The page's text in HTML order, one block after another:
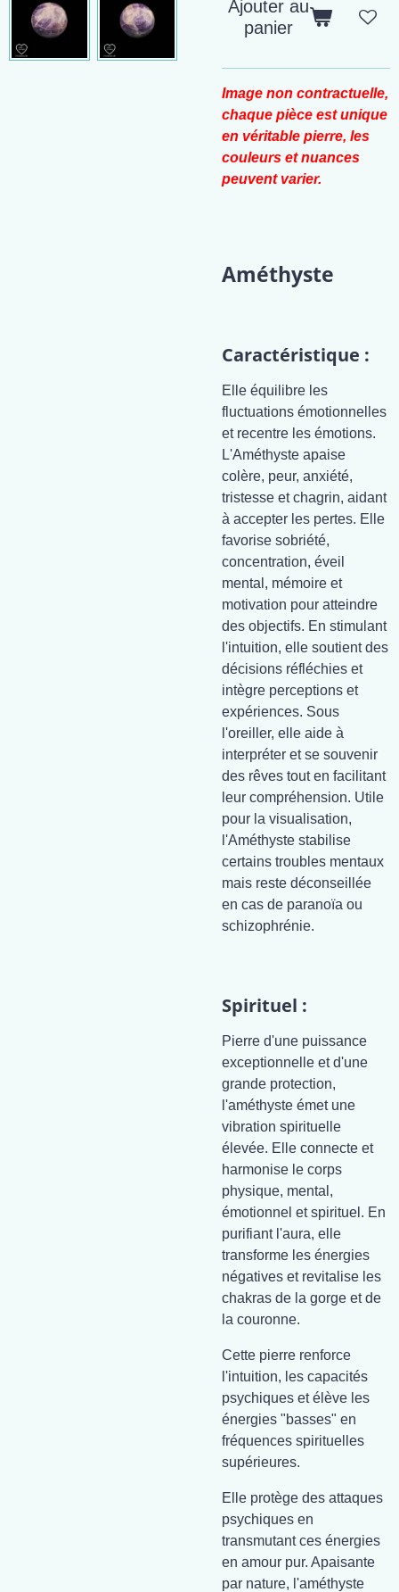
Ajouter au
panier
Image non contractuelle,
chaque pièce est unique
en véritable pierre, les
couleurs et nuances
peuvent varier.
Améthyste
Caractéristique :
Elle équilibre les
fluctuations émotionnelles
et recentre les émotions.
L'Améthyste apaise
colère, peur, anxiété,
tristesse et chagrin, aidant
à accepter les pertes. Elle
favorise sobriété,
concentration, éveil
mental, mémoire et
motivation pour atteindre
des objectifs. En stimulant
l'intuition, elle soutient des
décisions réfléchies et
intègre perceptions et
expériences. Sous
l'oreiller, elle aide à
interpréter et se souvenir
des rêves tout en facilitant
leur compréhension. Utile
pour la visualisation,
l'Améthyste stabilise
certains troubles mentaux
mais reste déconseillée
en cas de paranoïa ou
schizophrénie.
Spirituel :
Pierre d'une puissance
exceptionnelle et d'une
grande protection,
l'améthyste émet une
vibration spirituelle
élevée. Elle connecte et
harmonise le corps
physique, mental,
émotionnel et spirituel. En
purifiant l'aura, elle
transforme les énergies
négatives et revitalise les
chakras de la gorge et de
la couronne.
Cette pierre renforce
l'intuition, les capacités
psychiques et élève les
énergies "basses" en
fréquences spirituelles
supérieures.
Elle protège des attaques
psychiques en
transmutant ces énergies
en amour pur. Apaisante
par nature, l'améthyste